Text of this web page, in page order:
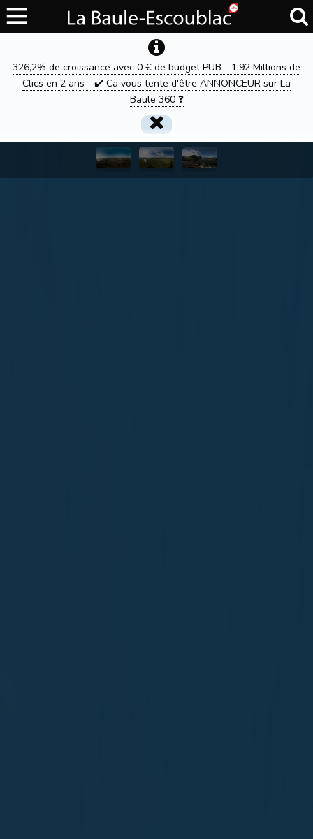
326,2% de croissance avec 0 € de budget PUB - 1.92 Millions de
Clics en 2 ans - ✔️ Ca vous tente d'être ANNONCEUR sur La
Baule 360 ❓